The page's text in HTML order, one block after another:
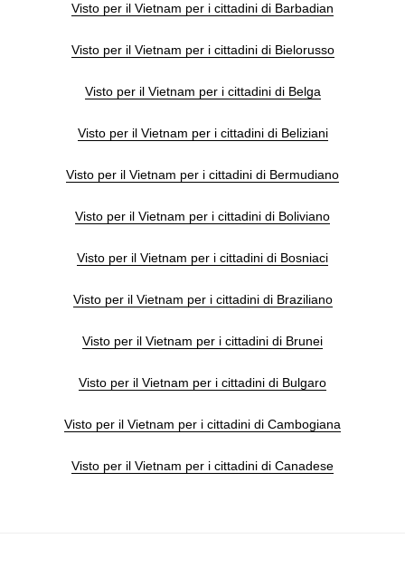
Visto per il Vietnam per i cittadini di Barbadian
Visto per il Vietnam per i cittadini di Bielorusso
Visto per il Vietnam per i cittadini di Belga
Visto per il Vietnam per i cittadini di Beliziani
Visto per il Vietnam per i cittadini di Bermudiano
Visto per il Vietnam per i cittadini di Boliviano
Visto per il Vietnam per i cittadini di Bosniaci
Visto per il Vietnam per i cittadini di Braziliano
Visto per il Vietnam per i cittadini di Brunei
Visto per il Vietnam per i cittadini di Bulgaro
Visto per il Vietnam per i cittadini di Cambogiana
Visto per il Vietnam per i cittadini di Canadese